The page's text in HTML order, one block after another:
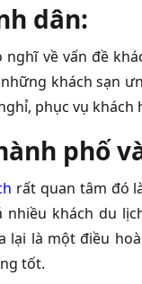
dân:
về vấn đề
khách sạn
phục vụ
phố
rất quan tâm đó
khách du
lại là một điều
tốt.